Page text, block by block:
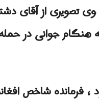
14 شهریور ، وی
هنگام جوانی در